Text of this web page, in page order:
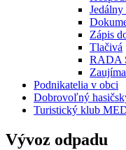
Zápis
Tlačivá
RADA
Podnikatelia v obci
Dobrovoľný
Turistický klub
Vývoz odpadu